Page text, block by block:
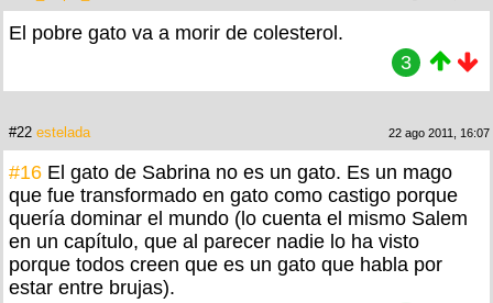
El pobre gato va a morir de colesterol.
3
#22 estelada 22 ago 2011, 16:07
#16 El gato de Sabrina no es un gato. Es un mago
que fue transformado en gato como castigo porque
quería dominar el mundo (lo cuenta el mismo Salem
en un capítulo, que al parecer nadie lo ha visto
porque todos creen que es un gato que habla por
estar entre brujas).